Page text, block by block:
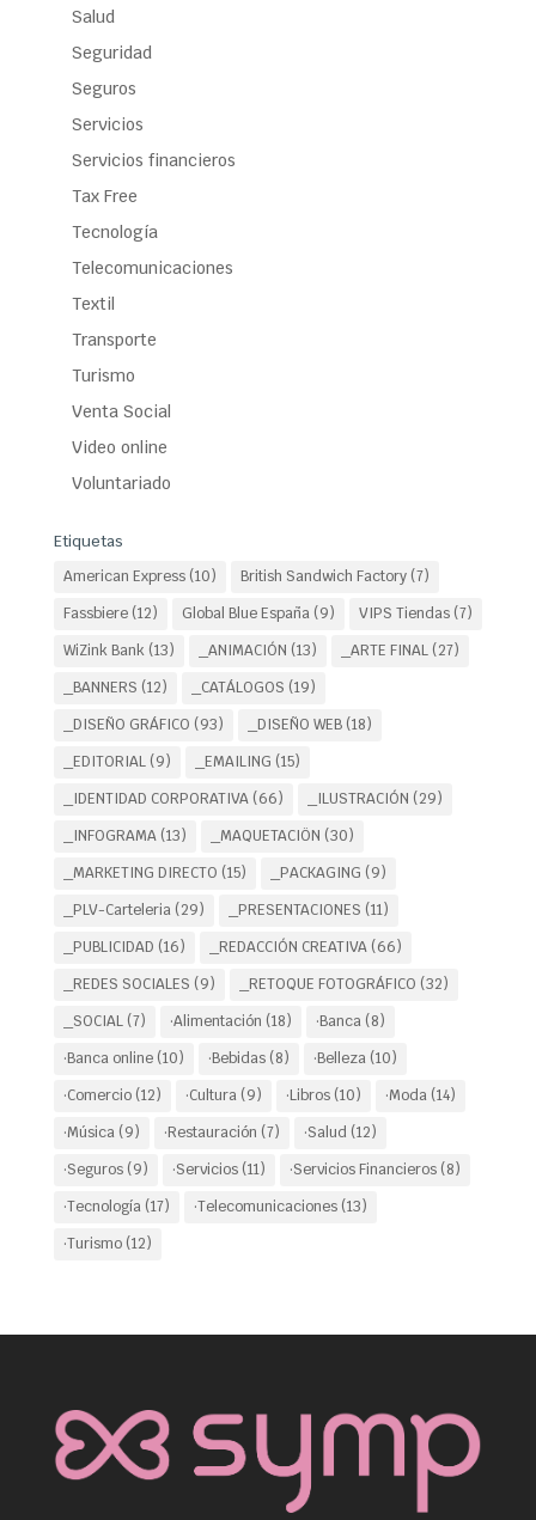
Salud
Seguridad
Seguros
Servicios
Servicios financieros
Tax Free
Tecnología
Telecomunicaciones
Textil
Transporte
Turismo
Venta Social
Video online
Voluntariado
Etiquetas
American Express(10) British Sandwich Factory(7)
Fassbiere(12) Global Blue España(9) VIPS Tiendas(7)
WiZink Bank(13) _ANIMACIÓN (13) _ARTE FINAL(27)
_BANNERS (12) _CATÁLOGOS (19)
_DISEÑO GRÁFICO (93) _DISEÑO WEB(18)
_EDITORIAL(9) _EMAILING (15)
_IDENTIDAD CORPORATIVA(66) _ILUSTRACIÓN (29)
_INFOGRAMA(13) _MAQUETACIÖN (30)
_MARKETING DIRECTO (15) _PACKAGING (9)
_PLV-Carteleria(29) _PRESENTACIONES (11)
_PUBLICIDAD (16) _REDACCIÓN CREATIVA(66)
_REDES SOCIALES (9) _RETOQUE FOTOGRÁFICO (32)
_SOCIAL(7) ·Alimentación (18) ·Banca(8)
·Banca online(10) ·Bebidas(8) ·Belleza(10)
·Comercio(12) ·Cultura(9) ·Libros(10) ·Moda(14)
·Música(9) ·Restauración (7) ·Salud (12)
·Seguros(9) ·Servicios(11) ·Servicios Financieros(8)
·Tecnología(17) ·Telecomunicaciones(13)
·Turismo(12)